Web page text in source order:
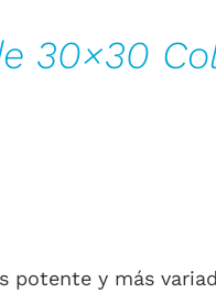
30×30
potente y más